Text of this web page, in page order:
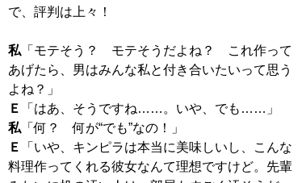
で、評判は上々！
私 「モテそう？ モテそうだよね？ これ作って
あげたら、男はみんな私と付き合いたいって思う
Ｅ
私
Ｅ
「いや、キンピラは本当に美味しいし、こんな
料理作ってくれる彼女なんて理想ですけど。先輩